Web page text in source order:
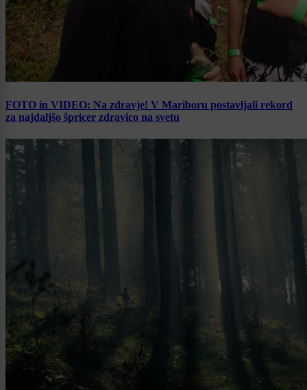
FOTO in VIDEO: Na zdravje! V Mariboru postavljali rekord
za najdaljšo špricer zdravico na svetu